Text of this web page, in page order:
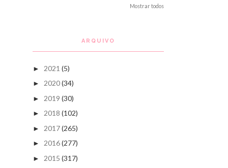
Mostrar todos
ARQUIVO
► 2021 (5)
► 2020(34)
► 2019 (30)
► 2018 (102)
► 2017(265)
► 2016(277)
► 2015 (317)